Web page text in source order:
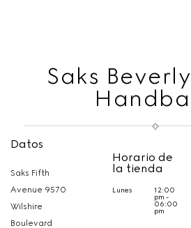
Saks
Datos
Saks Fifth
Avenue 9570
Wilshire
Boulevard
Horario de
la tienda
Lunes 12:00
pm -
06:00
pm